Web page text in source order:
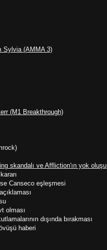
Sylvia (AMMA 3)
(M1 Breakthrough)
skandalı ve Affliction'ın yok oluşu
Canseco eşleşmesi
olması
dışında bırakması
haberi